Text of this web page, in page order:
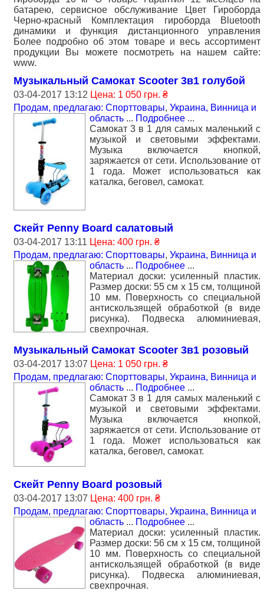
батарею, сервисное обслуживание Цвет Гироборда
Черно-красный Комплектация гироборда Bluetooth
динамики и функция дистанционного управления
Более подробно об этом товаре и весь ассортимент
продукции Вы можете посмотреть на нашем сайте:
www.
Музыкальный Самокат Scooter 3в1 голубой
03-04-2017 13:12 Цена: 1 050 грн. ₴
Продам, предлагаю: Спорттовары, Украина, Винница и
область ... Подробнее ...
Самокат 3 в 1 для самых маленький c
музыкой и световыми эффектами.
Музыка включается кнопкой,
заряжается от сети. Использование от
1 года. Может использоваться как
каталка, беговел, самокат.
Скейт Penny Board салатовый
03-04-2017 13:11 Цена: 400 грн. ₴
Продам, предлагаю: Спорттовары, Украина, Винница и
область ... Подробнее ...
Материал доски: усиленный пластик.
Размер доски: 55 см х 15 см, толщиной
10 мм. Поверхность со специальной
антискользящей обработкой (в виде
рисунка). Подвеска алюминиевая,
свехпрочная.
Музыкальный Самокат Scooter 3в1 розовый
03-04-2017 13:07 Цена: 1 050 грн. ₴
Продам, предлагаю: Спорттовары, Украина, Винница и
область ... Подробнее ...
Самокат 3 в 1 для самых маленький c
музыкой и световыми эффектами.
Музыка включается кнопкой,
заряжается от сети. Использование от
1 года. Может использоваться как
каталка, беговел, самокат.
Скейт Penny Board розовый
03-04-2017 13:07 Цена: 400 грн. ₴
Продам, предлагаю: Спорттовары, Украина, Винница и
область ... Подробнее ...
Материал доски: усиленный пластик.
Размер доски: 56 см х 15 см, толщиной
10 мм. Поверхность со специальной
антискользящей обработкой (в виде
рисунка). Подвеска алюминиевая,
свехпрочная.